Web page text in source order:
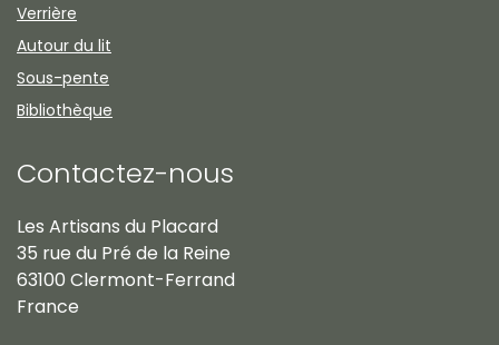
Verrière
Autour du lit
Sous-pente
Bibliothèque
Contactez-nous
Les Artisans du Placard
35 rue du Pré de la Reine
63100 Clermont-Ferrand
France